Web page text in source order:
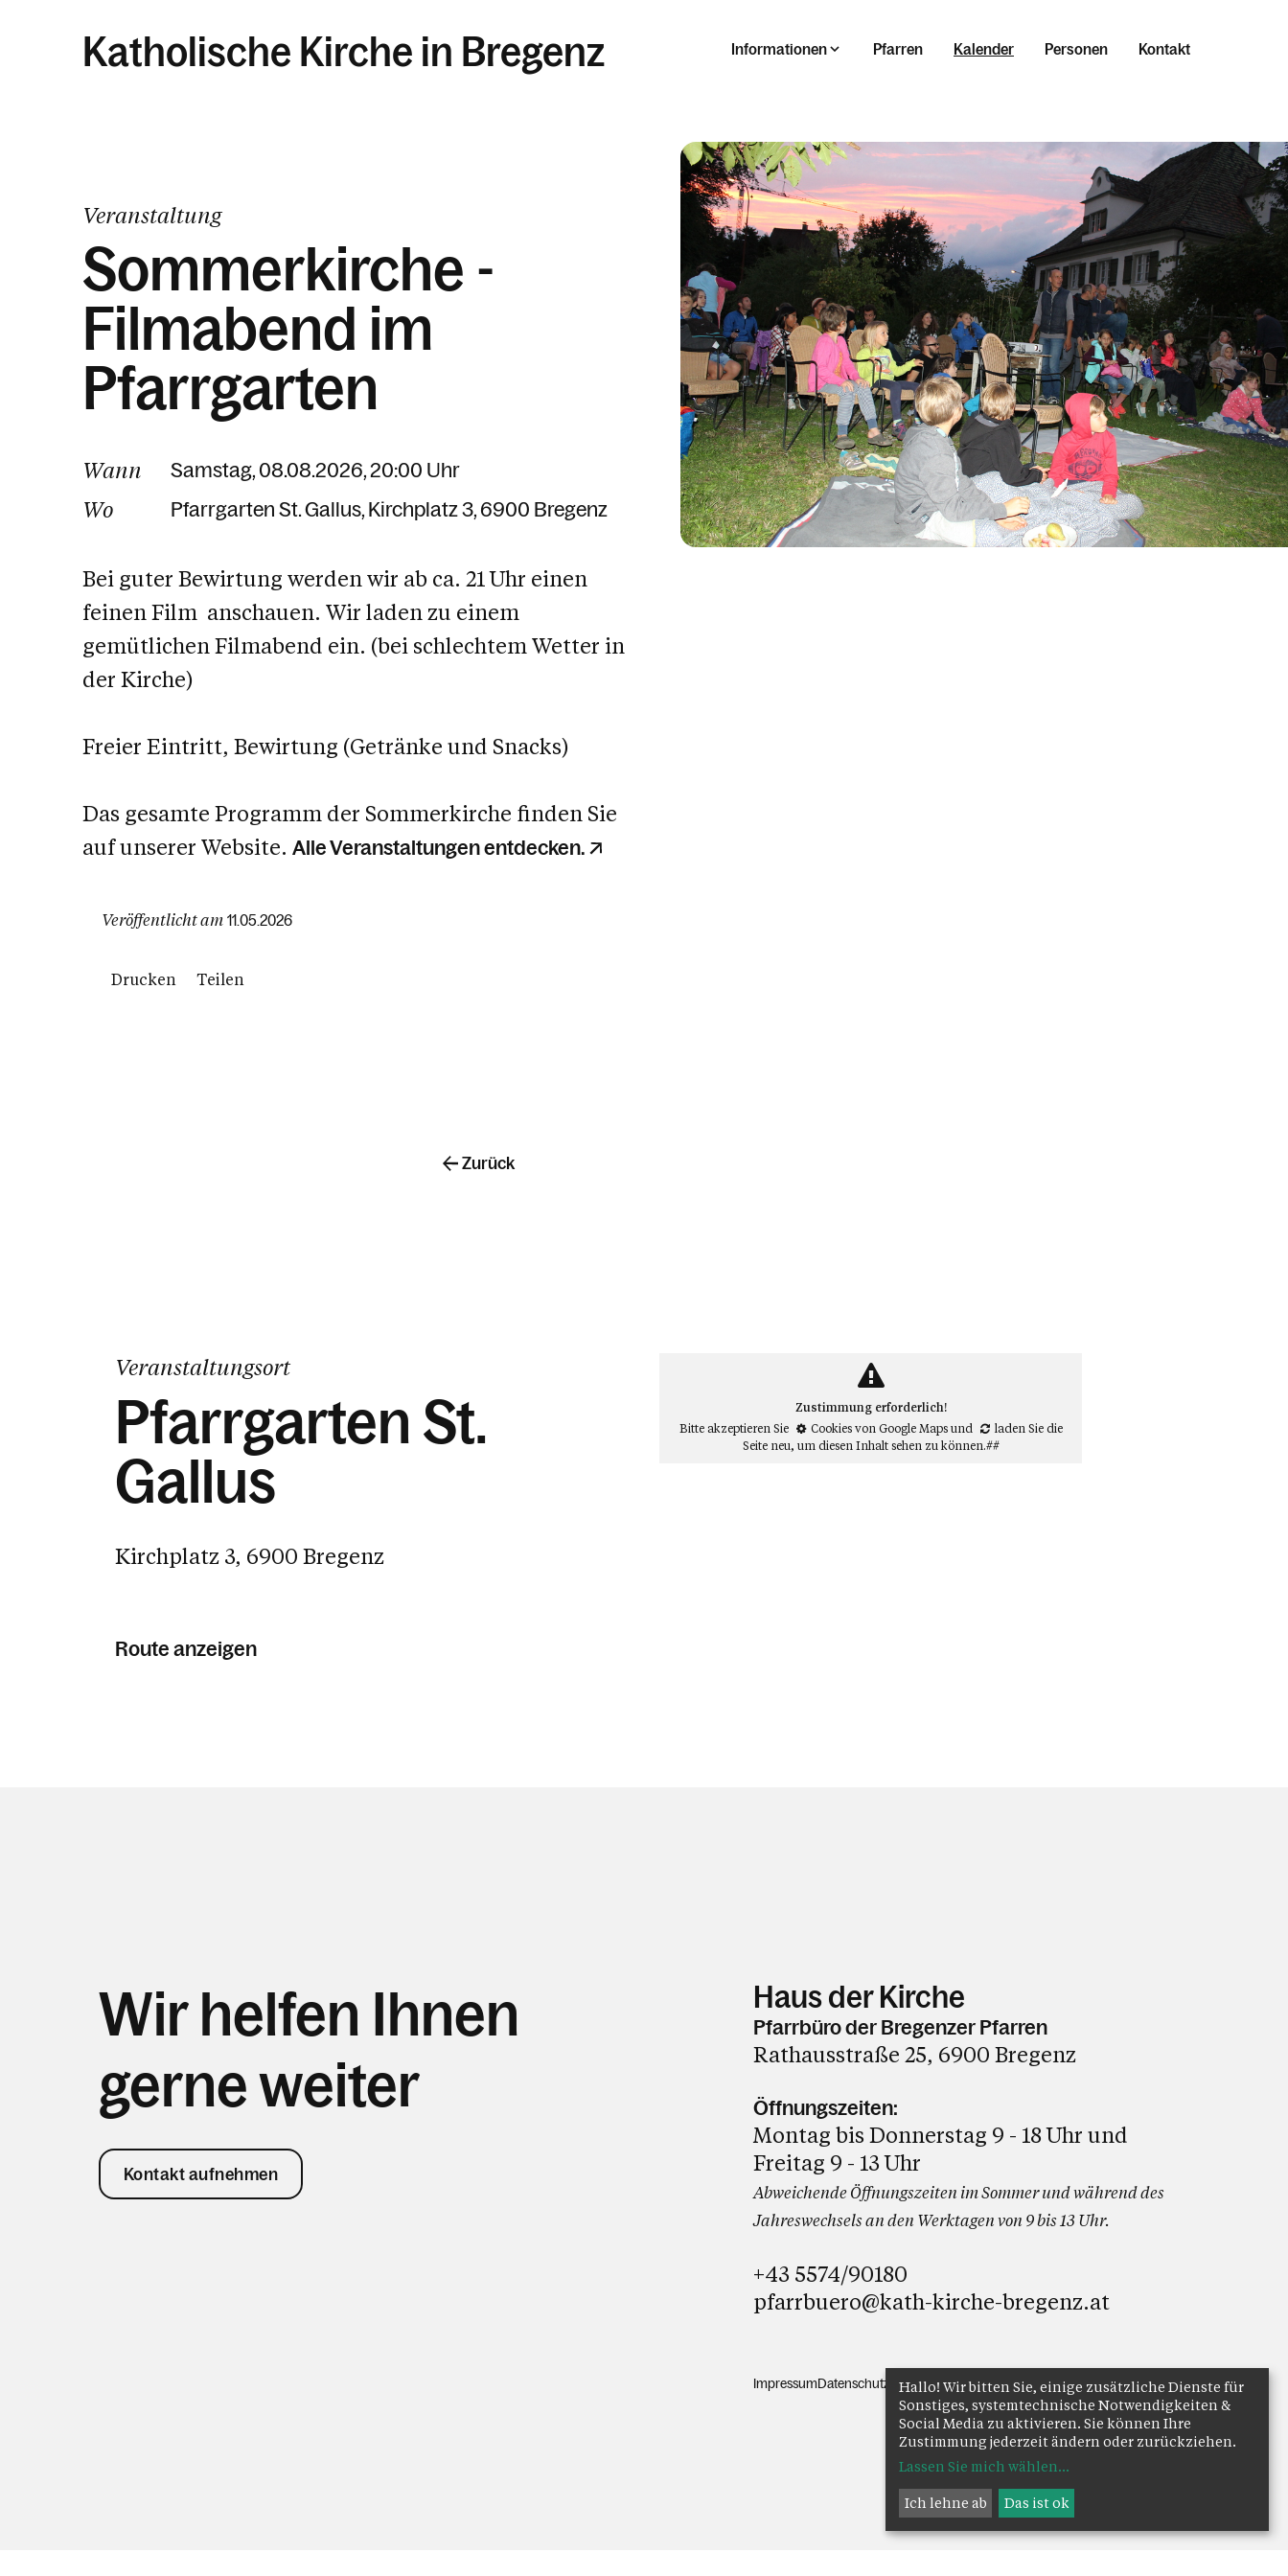
Katholische Kirche in Bregenz Informationen Pfarren Kalender Personen Kontakt
Veranstaltung
Sommerkirche -
Filmabend im
Pfarrgarten
Wann Samstag, 08.08.2026, 20:00 Uhr
Wo Pfarrgarten St. Gallus Kirchplatz 3 6900 Bregenz
Bei guter Bewirtung werden wir ab ca. 21 Uhr einen
feinen Film anschauen. Wir laden zu einem
gemütlichenFilmabend ein. (bei schlechtem Wetter in
der Kirche)
Freier Eintritt, Bewirtung (Getränke und Snacks)
Das gesamte Programm der Sommerkirche finden Sie
auf unserer Website. Alle Veranstaltungen entdecken.
Veröffentlicht am 11.05.2026
Drucken Teilen
Zurück
Veranstaltungsort
Pfarrgarten St.
Gallus
Kirchplatz 3, 6900 Bregenz
Route anzeigen
Zustimmung erforderlich!
Bitte akzeptieren Sie
Cookies von Google Mapsund
laden Sie die
Seite neu, um diesen Inhalt sehen zu können.##
Wir helfen Ihnen
gerne weiter
Kontakt aufnehmen
Haus der Kirche
Pfarrbüro der Bregenzer Pfarren
Rathausstraße 25, 6900 Bregenz
Öffnungszeiten:
Montag bis Donnerstag 9 - 18 Uhr und
Freitag 9 - 13 Uhr
Abweichende Öffnungszeiten im Sommer und während des
Jahreswechsels an den Werktagen von 9 bis 13 Uhr.
+43 5574/90180
pfarrbuero@kath-kirche-bregenz.at
ImpressumDatenschutz Anmelden
Hallo! Wir bitten Sie, einige zusätzliche Dienste für
Sonstiges, systemtechnische Notwendigkeiten &
Social Media zu aktivieren. Sie können Ihre
Zustimmung jederzeit ändern oder zurückziehen.
Lassen Sie mich wählen...
Ich lehne ab Das ist ok